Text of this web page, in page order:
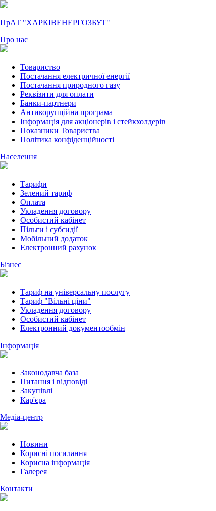
ПрАТ "ХАРКІВЕНЕРГОЗБУТ"
Про нас
Товариство
Постачання електричної енергії
Постачання природного газу
Реквізити для оплати
Банки-партнери
Антикорупційна програма
Інформація для акціонерів і стейкхолдерів
Показники Товариства
Політика конфіденційності
Населення
Тарифи
Зелений тариф
Оплата
Укладення договору
Особистий кабінет
Пільги і субсидії
Мобільний додаток
Електронний рахунок
Бізнес
Тариф на універсальну послугу
Тариф "Вільні ціни"
Укладення договору
Особистий кабінет
Електронний документообмін
Інформація
Законодавча база
Питання і відповіді
Закупівлі
Кар'єра
Медіа-центр
Новини
Корисні посилання
Корисна інформація
Галерея
Контакти